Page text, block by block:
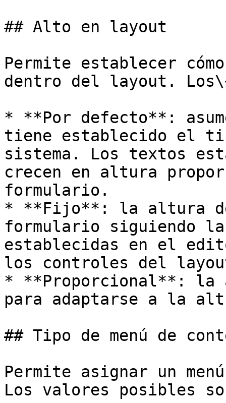
## Alto en layout
Permite establecer
dentro del layout.
* **Por defecto**:
tiene establecido el
sistema. Los textos
crecen en altura
formulario.
* **Fijo**: la altura
formulario siguiendo
establecidas en el
los controles del
* **Proporcional**: la
para adaptarse a la
## Tipo de menú de
Permite asignar un
Los valores posibles